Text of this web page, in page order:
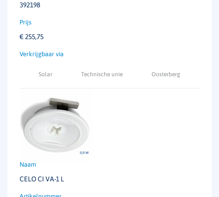
392198
€ 255,75
Solar Technische unie Oosterberg
CELO CI VA-1 L